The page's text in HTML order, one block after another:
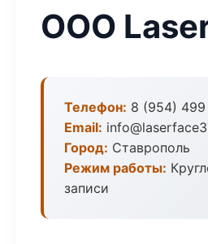
ООО
Телефон: 8 (954) 499
Email:
Город: Ставрополь
Режим работы:
записи